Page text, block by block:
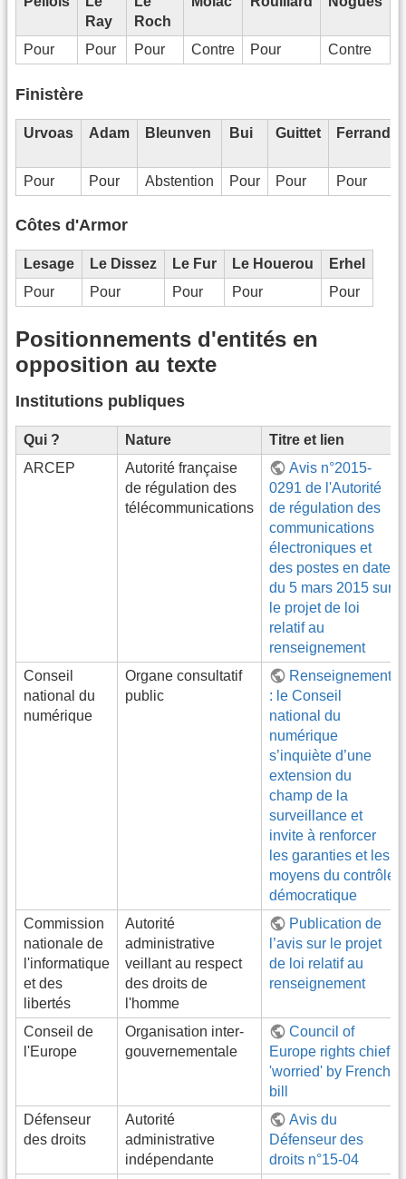
Ray
Roch
Pour Pour Pour Contre Pour Contre
Finistère
Urvoas Adam Bleunven Bui Guittet Ferrand
Pour Pour Abstention Pour Pour Pour
Côtes d'Armor
Lesage Le Dissez Le Fur Le Houerou
Erhel
Pour
Pour Pour Pour Pour
Positionnements d'entités en
opposition au texte
Institutions publiques
Qui ? Nature
Titre et lien
ARCEP
Autorité française
de régulation des
télécommunications
Avis n°2015-
0291 de l'Autorité
de régulation des
communications
électroniques et
des postes en date
du 5 mars 2015 sur
le projet de loi
relatif au
renseignement
Conseil
national du
numérique
Organe consultatif
public
Renseignement
: le Conseil
national du
numérique
s’inquiète d’une
extension du
champ de la
surveillance et
invite à renforcer
les garanties et les
moyens du contrôle
démocratique
Commission
nationale de
l'informatique
et des
libertés
Autorité
administrative
veillant au respect
des droits de
l'homme
Publication de
l’avis sur le projet
de loi relatif au
renseignement
Conseil de
l'Europe
Organisation inter-
gouvernementale
Council of
Europe rights chief
'worried' by French
bill
Défenseur
des droits
Autorité
administrative
indépendante
Avis du
Défenseur des
droits n°15-04